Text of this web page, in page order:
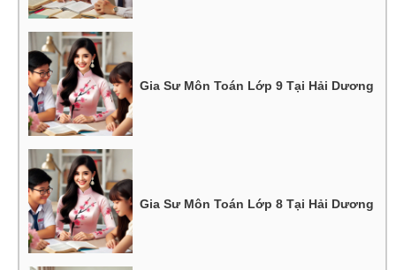
Gia Sư Môn Toán Lớp 9 Tại Hải Dương
Gia Sư Môn Toán Lớp 8 Tại Hải Dương